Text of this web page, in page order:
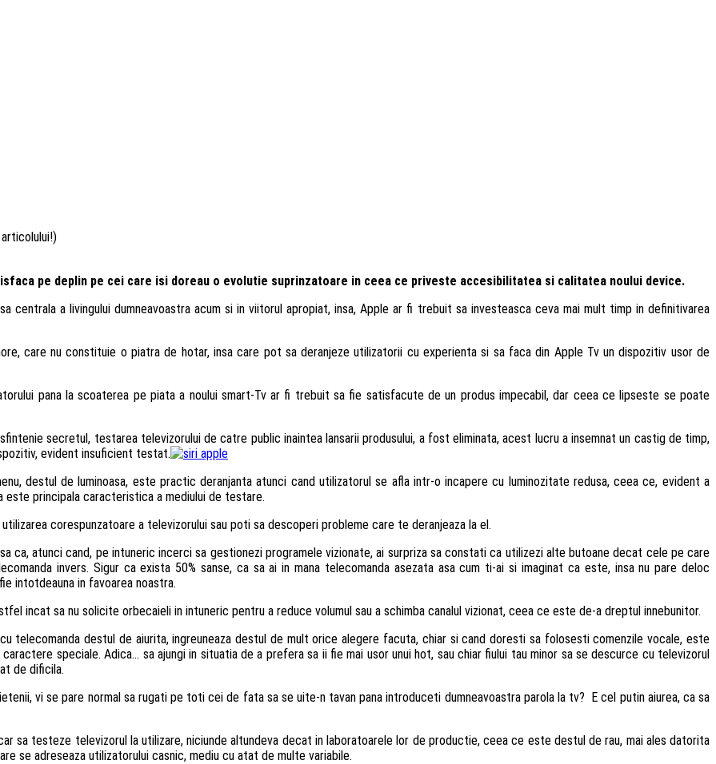
pe deplin pe cei care isi doreau o evolutie suprinzatoare in ceea ce priveste accesibilitatea si calitatea noului device.
a livingului dumneavoastra acum si in viitorul apropiat, insa, Apple ar fi trebuit sa investeasca ceva mai mult timp in definitivarea
care nu constituie o piatra de hotar, insa care pot sa deranjeze utilizatorii cu experienta si sa faca din Apple Tv un dispozitiv usor de
pana la scoaterea pe piata a noului smart-Tv ar fi trebuit sa fie satisfacute de un produs impecabil, dar ceea ce lipseste se poate
secretul, testarea televizorului de catre public inaintea lansarii produsului, a fost eliminata, acest lucru a insemnat un castig de timp,
evident insuficient testat.
destul de luminoasa, este practic deranjanta atunci cand utilizatorul se afla intr-o incapere cu luminozitate redusa, ceea ce, evident a
este principala caracteristica a mediului de testare.
corespunzatoare a televizorului sau poti sa descoperi probleme care te deranjeaza la el.
ca, atunci cand, pe intuneric incerci sa gestionezi programele vizionate, ai surpriza sa constati ca utilizezi alte butoane decat cele pe care
invers. Sigur ca exista 50% sanse, ca sa ai in mana telecomanda asezata asa cum ti-ai si imaginat ca este, insa nu pare deloc
intotdeauna in favoarea noastra.
incat sa nu solicite orbecaieli in intuneric pentru a reduce volumul sau a schimba canalul vizionat, ceea ce este de-a dreptul innebunitor.
telecomanda destul de aiurita, ingreuneaza destul de mult orice alegere facuta, chiar si cand doresti sa folosesti comenzile vocale, este
speciale. Adica… sa ajungi in situatia de a prefera sa ii fie mai usor unui hot, sau chiar fiului tau minor sa se descurce cu televizorul
de dificila.
vi se pare normal sa rugati pe toti cei de fata sa se uite-n tavan pana introduceti dumneavoastra parola la tv? E cel putin aiurea, ca sa
sa testeze televizorul la utilizare, niciunde altundeva decat in laboratoarele lor de productie, ceea ce este destul de rau, mai ales datorita
se adreseaza utilizatorului casnic, mediu cu atat de multe variabile.